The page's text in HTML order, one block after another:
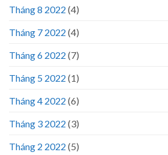
Tháng 8 2022 (4)
Tháng 7 2022 (4)
Tháng 6 2022 (7)
Tháng 5 2022 (1)
Tháng 4 2022 (6)
Tháng 3 2022 (3)
Tháng 2 2022 (5)